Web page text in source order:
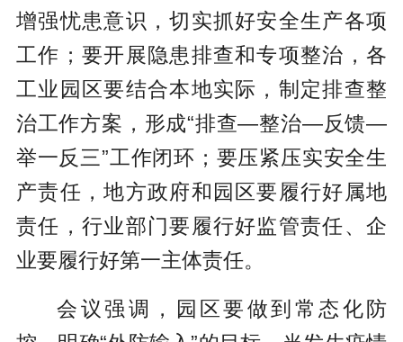
增强忧患意识，切实抓好安全生产各项
工作；要开展隐患排查和专项整治，各
工业园区要结合本地实际，制定排查整
治工作方案，形成“排查—整治—反馈—
举一反三”工作闭环；要压紧压实安全生
产责任，地方政府和园区要履行好属地
责任，行业部门要履行好监管责任、企
业要履行好第一主体责任。
会议强调，园区要做到常态化防